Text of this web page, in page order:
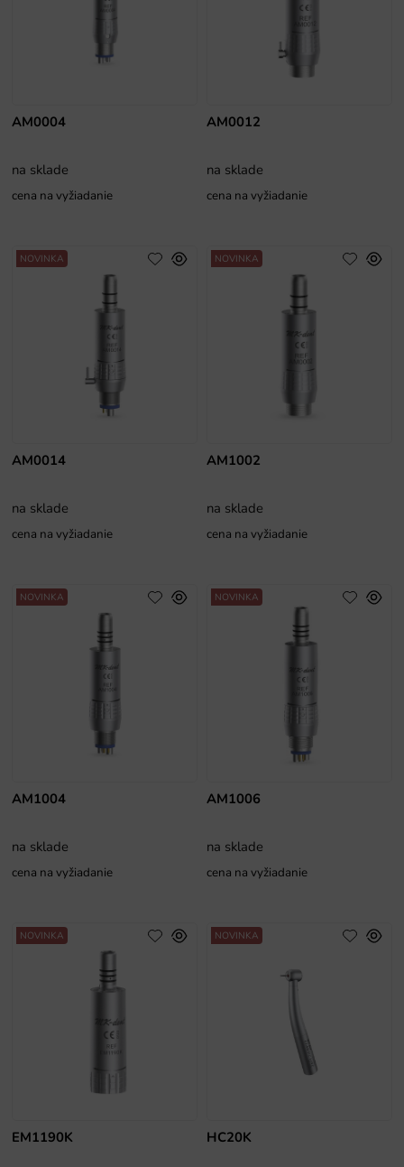
AM0004
na sklade
cena na vyžiadanie
AM0012
na sklade
cena na vyžiadanie
AM0014
NOVINKA
na sklade
cena na vyžiadanie
AM1002
NOVINKA
na sklade
cena na vyžiadanie
AM1004
NOVINKA
na sklade
cena na vyžiadanie
AM1006
NOVINKA
na sklade
cena na vyžiadanie
EM1190K
NOVINKA
HC20K
NOVINKA